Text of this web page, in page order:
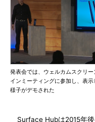
発表会では、ウェルカムスクリ
インミーティングに参加し、表
様子がデモされた
Surface Hubは2015年後